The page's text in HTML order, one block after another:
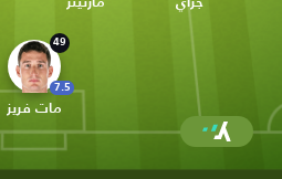
مارتينز جراي
49
7.5
مات فريز